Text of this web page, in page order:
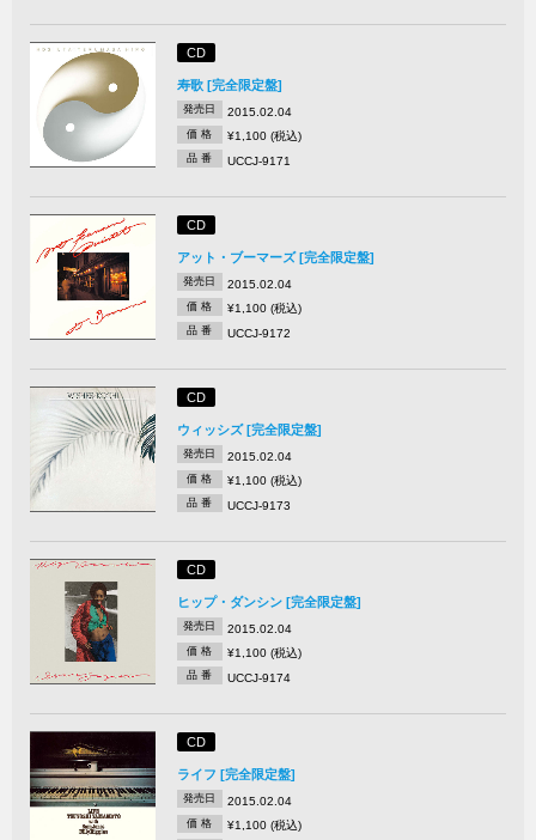
CD
寿歌 [完全限定盤]
発売日 2015.02.04
価 格 ¥1,100 (税込)
品 番 UCCJ-9171
CD
アット・ブーマーズ [完全限定盤]
発売日 2015.02.04
価 格 ¥1,100 (税込)
品 番 UCCJ-9172
CD
ウィッシズ [完全限定盤]
発売日 2015.02.04
価 格 ¥1,100 (税込)
品 番 UCCJ-9173
CD
ヒップ・ダンシン [完全限定盤]
発売日 2015.02.04
価 格 ¥1,100 (税込)
品 番 UCCJ-9174
CD
ライフ [完全限定盤]
発売日 2015.02.04
価 格 ¥1,100 (税込)